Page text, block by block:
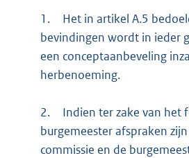
1.
Het in artikel A.5
bevindingen wordt in ieder
een conceptaanbeveling
herbenoeming.
2.
Indien ter zake van het
burgemeester afspraken
commissie en de